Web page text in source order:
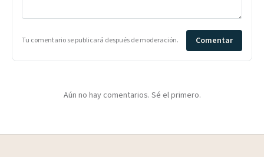
Tu comentario se publicará después de moderación. Comentar
Aún no hay comentarios. Sé el primero.